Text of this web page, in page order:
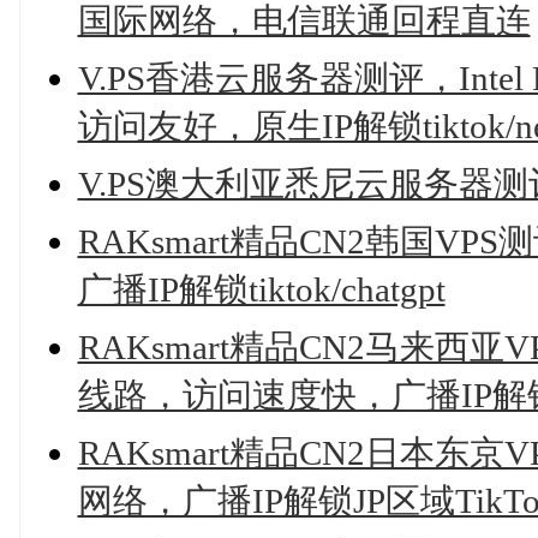
国际网络，电信联通回程直连
V.PS香港云服务器测评，
访问友好，原生IP解锁tiktok/
V.PS澳大利亚悉尼云服务器
RAKsmart精品CN2韩国VPS
广播IP解锁tiktok/chatgpt
RAKsmart精品CN2马来西亚
线路，访问速度快，广播IP解
RAKsmart精品CN2日本东京
网络，广播IP解锁JP区域